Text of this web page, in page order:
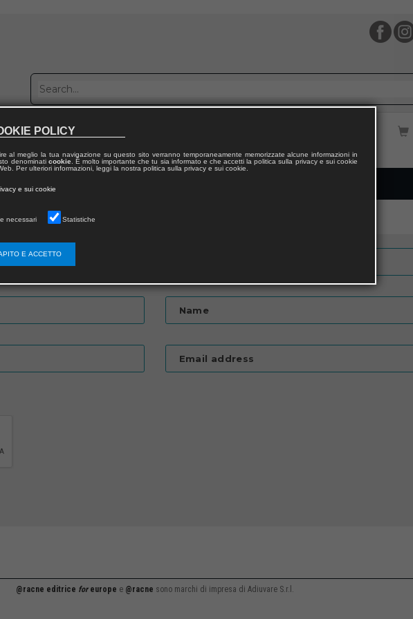
with us
Name
Email address
@racne editrice foreurope e @racne sono marchi di impresa di Adiuvare S.r.l.
POLICY
al meglio la tua navigazione su questo sito verranno temporaneamente memorizzate alcune informazioni in
denominati cookie. È molto importante che tu sia informato e che accetti la politica sulla privacy e sui cookie
Per ulteriori informazioni, leggi la nostra politica sulla privacy e sui cookie.
e sui cookie
necessari Statistiche
E ACCETTO